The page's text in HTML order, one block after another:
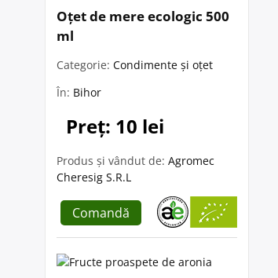
Oțet de mere ecologic 500
ml
Categorie: Condimente și oțet
În: Bihor
Preț: 10 lei
Produs și vândut de: Agromec
Cheresig S.R.L
Comandă